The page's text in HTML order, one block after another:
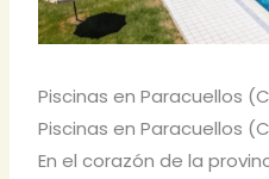
Piscinas en Paracuellos
Piscinas en Paracuellos
En el corazón de la